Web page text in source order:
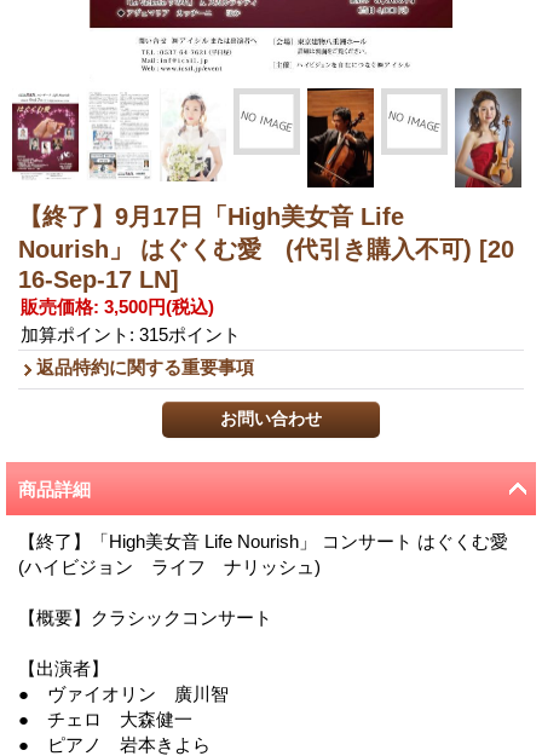
【終了】9月17日「High美女音 Life
Nourish」 はぐくむ愛 (代引き購入不可) [20
16-Sep-17 LN]
販売価格: 3,500円(税込)
加算ポイント: 315ポイント
返品特約に関する重要事項
商品詳細
【終了】「High美女音 Life Nourish」 コンサート はぐくむ愛
(ハイビジョン ライフ ナリッシュ)
【概要】クラシックコンサート
【出演者】
● ヴァイオリン 廣川智
● チェロ 大森健一
● ピアノ 岩本きよら